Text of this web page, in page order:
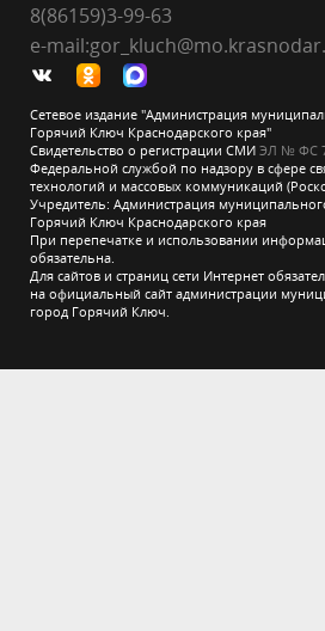
8(86159)3-99-63
e-
Сетевое издание "Администрация
Горячий Ключ Краснодарского края"
Свидетельство о регистрации СМИ ЭЛ № ФС
Федеральной службой по надзору в сфере
технологий и массовых коммуникаций
Учредитель: Администрация
Горячий Ключ Краснодарского края
При перепечатке и использовании
обязательна.
Для сайтов и страниц сети Интернет
на официальный сайт администрации
город Горячий Ключ.